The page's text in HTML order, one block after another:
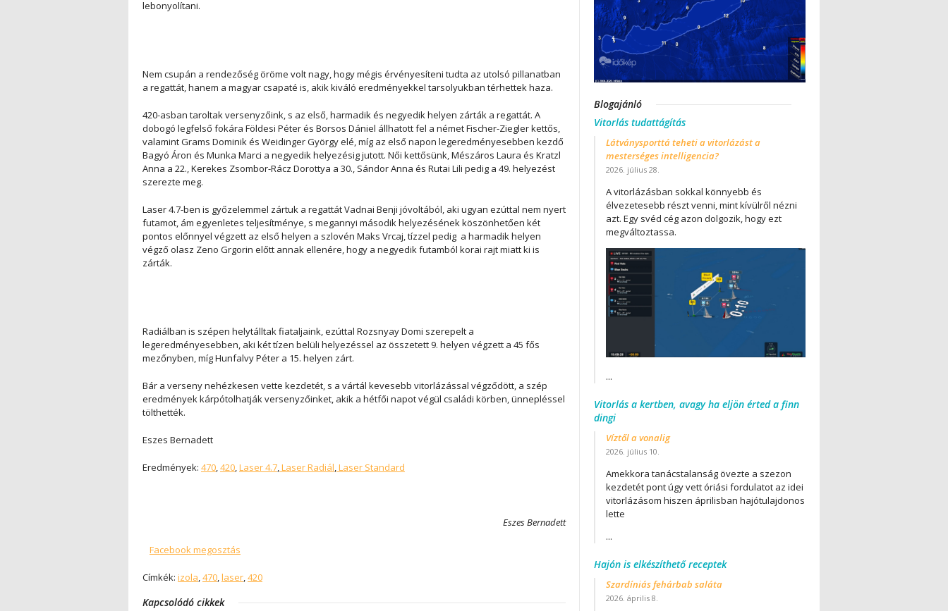
lebonyolítani.
Nem csupán a rendezőség öröme volt nagy, hogy mégis érvényesíteni tudta az utolsó pillanatban
a regattát, hanem a magyar csapaté is, akik kiváló eredményekkel tarsolyukban térhettek haza.
420-asban taroltak versenyzőink, s az első, harmadik és negyedik helyen zárták a regattát. A
dobogó legfelső fokára Földesi Péter és Borsos Dániel állhatott fel a német Fischer-Ziegler kettős,
valamint Grams Dominik és Weidinger György elé, míg az első napon legeredményesebben kezdő
Bagyó Áron és Munka Marci a negyedik helyezésig jutott. Női kettősünk, Mészáros Laura és Kratzl
Anna a 22., Kerekes Zsombor-Rácz Dorottya a 30., Sándor Anna és Rutai Lili pedig a 49. helyezést
szerezte meg.
Laser 4.7-ben is győzelemmel zártuk a regattát Vadnai Benji jóvoltából, aki ugyan ezúttal nem nyert
futamot, ám egyenletes teljesítménye, s megannyi második helyezésének köszönhetően két
pontos előnnyel végzett az első helyen a szlovén Maks Vrcaj, tízzel pedig a harmadik helyen
végző olasz Zeno Grgorin előtt annak ellenére, hogy a negyedik futamból korai rajt miatt ki is
zárták.
Radiálban is szépen helytálltak fiataljaink, ezúttal Rozsnyay Domi szerepelt a
legeredményesebben, aki két tízen belüli helyezéssel az összetett 9. helyen végzett a 45 fős
mezőnyben, míg Hunfalvy Péter a 15. helyen zárt.
Bár a verseny nehézkesen vette kezdetét, s a vártál kevesebb vitorlázással végződött, a szép
eredmények kárpótolhatják versenyzőinket, akik a hétfői napot végül családi körben, ünnepléssel
tölthették.
Eszes Bernadett
Eredmények: 470,420,Laser 4.7,Laser Radiál,Laser Standard
Eszes Bernadett
Facebook megosztás
Címkék: izola,470,laser,420
Kapcsolódó cikkek
Blogajánló
Vitorlás tudattágítás
Látványsporttá teheti a vitorlázást a
mesterséges intelligencia?
2026. július 28.
A vitorlázásban sokkal könnyebb és
élvezetesebb részt venni, mint kívülről nézni
azt. Egy svéd cég azon dolgozik, hogy ezt
megváltoztassa.
...
Vitorlás a kertben, avagy ha eljön érted a finn
dingi
Víztől a vonalig
2026. július 10.
Amekkora tanácstalanság övezte a szezon
kezdetét pont úgy vett óriási fordulatot az idei
vitorlázásom hiszen áprilisban hajótulajdonos
lette
...
Hajón is elkészíthető receptek
Szardíniás fehárbab saláta
2026. április 8.